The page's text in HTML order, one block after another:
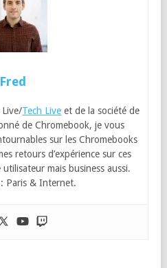
Fred
Live/Tech Live et de la société de
de Chromebook, je vous
sur les Chromebooks
retours d’expérience sur ces
mais business aussi.
Paris & Internet.